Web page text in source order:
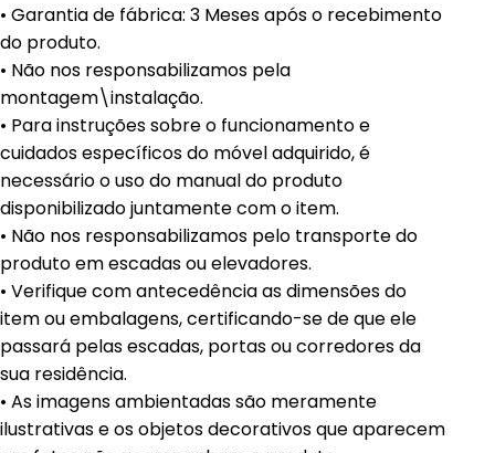
• Garantia de fábrica: 3 Meses após o recebimento
do produto.
• Não nos responsabilizamos pela
montagem\instalação.
• Para instruções sobre o funcionamento e
cuidados específicos do móvel adquirido, é
necessário o uso do manual do produto
disponibilizado juntamente com o item.
• Não nos responsabilizamos pelo transporte do
produto em escadas ou elevadores.
• Verifique com antecedência as dimensões do
item ou embalagens, certificando-se de que ele
passará pelas escadas, portas ou corredores da
sua residência.
• As imagens ambientadas são meramente
ilustrativas e os objetos decorativos que aparecem